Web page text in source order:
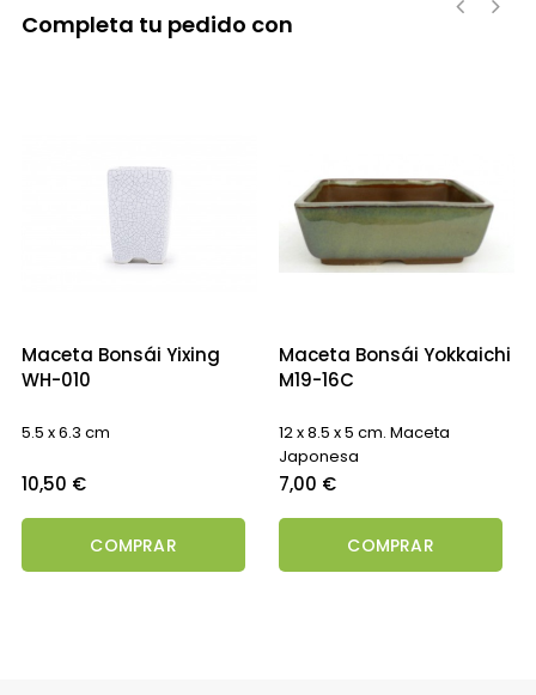
Completa tu pedido con
Maceta Bonsái Yixing
WH-010
5.5 x 6.3 cm
Precio
10,50 €
COMPRAR
Maceta Bonsái Yokkaichi
M19-16C
12 x 8.5 x 5 cm. Maceta
Japonesa
Precio
7,00 €
COMPRAR